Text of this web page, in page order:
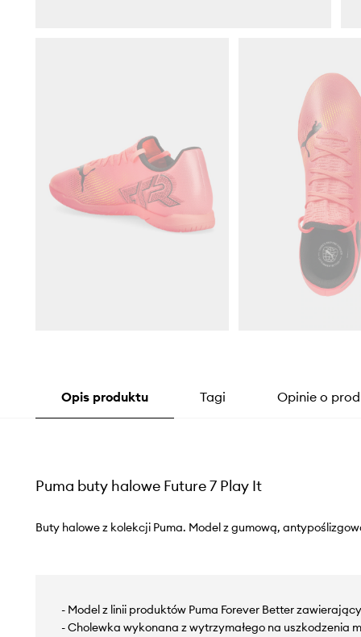
Opis produktu Tagi Opinie o
Puma buty halowe Future 7 Play It
Buty halowe z kolekcji Puma. Model z gumową,
- Model z linii produktów Puma Forever Better
- Cholewka wykonana z wytrzymałego na uszkodzenia